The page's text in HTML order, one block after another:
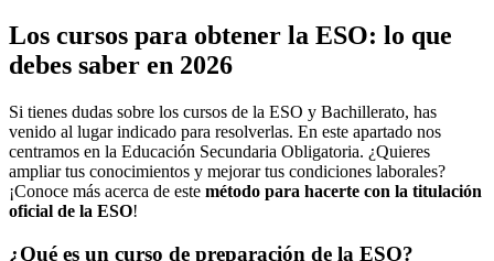
Los cursos para obtener la ESO: lo que
debes saber en 2026
Si tienes dudas sobre los cursos de la ESO y Bachillerato, has
venido al lugar indicado para resolverlas. En este apartado nos
centramos en la Educación Secundaria Obligatoria. ¿Quieres
ampliar tus conocimientos y mejorar tus condiciones laborales?
¡Conoce más acerca de este método para hacerte con la titulación
oficial de la ESO!
¿Qué es un curso de preparación de la ESO?